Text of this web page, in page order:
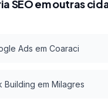
SEO em outras
Ads em Coaraci
Building em Milagres